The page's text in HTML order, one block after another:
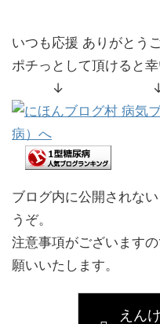
いつも応援 ありがとう
ポチっとして頂けると幸
↓
ブログ内に公開されな
うぞ。
注意事項がございます
願いいたします。
えん